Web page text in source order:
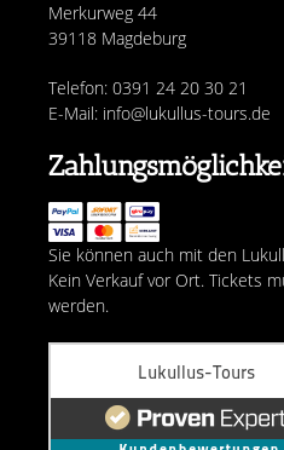
Merkurweg 44
39118 Magdeburg
Telefon: 0391 24 20 30 21
E-Mail: info@lukullus-tours.de
Sie können auch mit den
Kein Verkauf vor Ort. Tickets
werden.